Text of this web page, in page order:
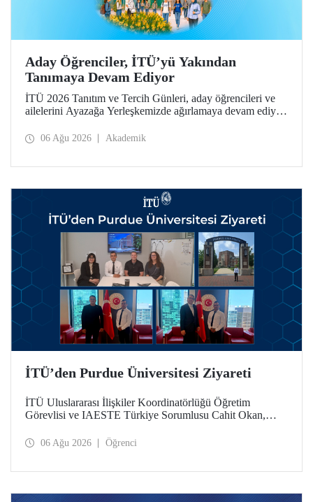
Aday Öğrenciler, İTÜ’yü Yakından
Tanımaya Devam Ediyor
İTÜ 2026 Tanıtım ve Tercih Günleri, aday öğrencileri ve
ailelerini Ayazağa Yerleşkemizde ağırlamaya devam ediyor.
ilgili fakülte ve birimler adaylara bilgi vermeye devam
06 Ağu 2026 Akademik
İTÜ’den Purdue Üniversitesi Ziyareti
İTÜ Uluslararası İlişkiler Koordinatörlüğü Öğretim
Görevlisi ve IAESTE Türkiye Sorumlusu Cahit Okan,
Temmuz tarihlerinde ABD’de dünyanın önde gelen
06 Ağu 2026 Öğrenci